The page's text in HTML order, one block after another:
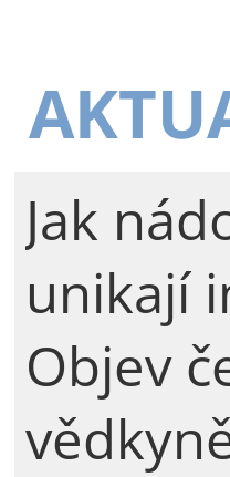
Jak
unikají
Objev